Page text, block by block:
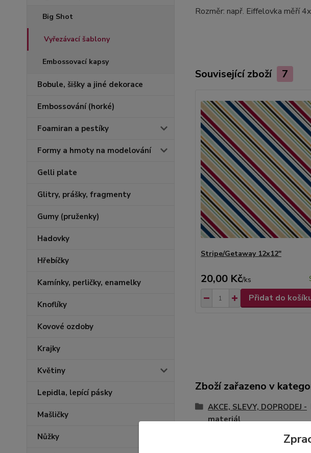
Big Shot
Vyřezávací šablony
Embossovací kapsy
Bobule, šišky a jiné dekorace
Embossování (horké)
Foamiran a pestíky
Formy a hmoty na modelování
Gelli plate
Glitry, prášky, fragmenty
Gumy (pruženky)
Hadovky
Hřebíčky
Kamínky, perličky, enamelky
Knoflíky
Kovové ozdoby
Krajky
Květiny
Lepidla, lepící pásky
Mašličky
Nůžky
Rozměr: např. Eiffelovka měří
Související zboží 7
Stripe/Getaway 12x12"
20,00 Kč/ks
Přidat do
Zboží zařazeno v
AKCE, SLEVY, DOPRODEJ -
materiál